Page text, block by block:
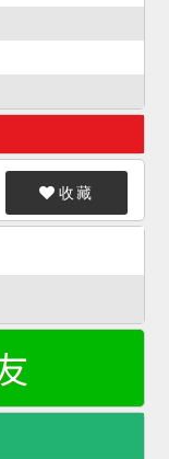
收藏